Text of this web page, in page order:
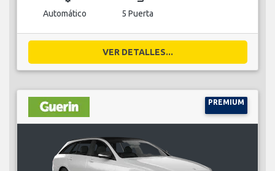
Automático 5 Puerta
VER DETALLES...
PREMIUM